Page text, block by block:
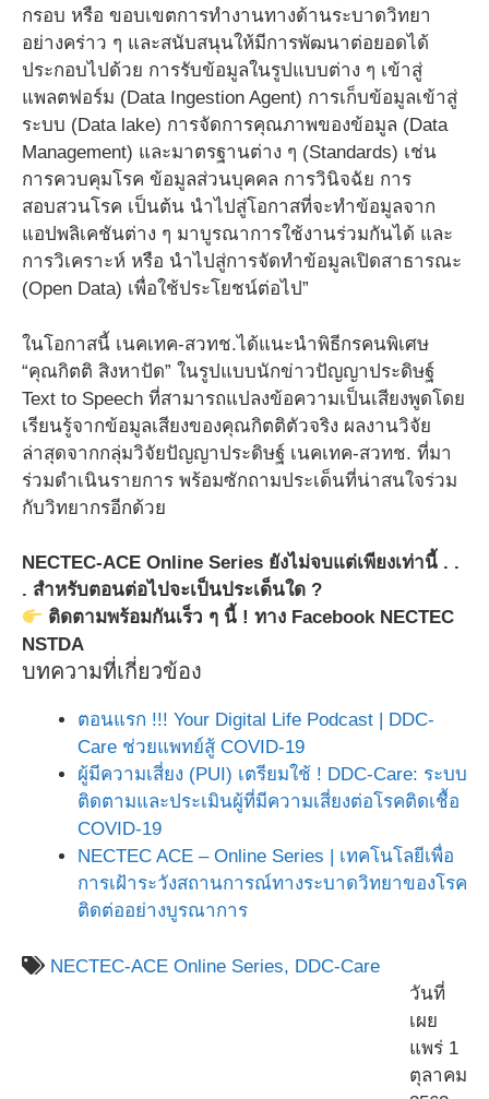
กรอบ หรือ ขอบเขตการทำงานทางด้านระบาดวิทยา
อย่างคร่าว ๆ และสนับสนุนให้มีการพัฒนาต่อยอดได้
ประกอบไปด้วย การรับข้อมูลในรูปแบบต่าง ๆ เข้าสู่
แพลตฟอร์ม (Data Ingestion Agent) การเก็บข้อมูลเข้าสู่
ระบบ (Data lake) การจัดการคุณภาพของข้อมูล (Data
Management) และมาตรฐานต่าง ๆ (Standards) เช่น
การควบคุมโรค ข้อมูลส่วนบุคคล การวินิจฉัย การ
สอบสวนโรค เป็นต้น นำไปสู่โอกาสที่จะทำข้อมูลจาก
แอปพลิเคชันต่าง ๆ มาบูรณาการใช้งานร่วมกันได้ และ
การวิเคราะห์ หรือ นำไปสู่การจัดทำข้อมูลเปิดสาธารณะ
(Open Data) เพื่อใช้ประโยชน์ต่อไป”
ในโอกาสนี้ เนคเทค-สวทช.ได้แนะนำพิธีกรคนพิเศษ
“คุณกิตติ สิงหาปัด” ในรูปแบบนักข่าวปัญญาประดิษฐ์
Text to Speech ที่สามารถแปลงข้อความเป็นเสียงพูดโดย
เรียนรู้จากข้อมูลเสียงของคุณกิตติตัวจริง ผลงานวิจัย
ล่าสุดจากกลุ่มวิจัยปัญญาประดิษฐ์ เนคเทค-สวทช. ที่มา
ร่วมดำเนินรายการ พร้อมซักถามประเด็นที่น่าสนใจร่วม
กับวิทยากรอีกด้วย ​
NECTEC-ACE Online Series ยังไม่จบแต่เพียงเท่านี้ . .
. สำหรับตอนต่อไปจะเป็นประเด็นใด ?
ติดตามพร้อมกันเร็ว ๆ นี้ ! ทาง Facebook NECTEC
NSTDA​
บทความที่เกี่ยวข้อง
ตอนแรก !!! Your Digital Life Podcast | DDC-
Care ช่วยแพทย์สู้ COVID-19
ผู้มีความเสี่ยง (PUI) เตรียมใช้ ! DDC-Care: ระบบ
ติดตามและประเมินผู้ที่มีความเสี่ยงต่อโรคติดเชื้อ
COVID-19
NECTEC ACE – Online Series | เทคโนโลยีเพื่อ
การเฝ้าระวังสถานการณ์ทางระบาดวิทยาของโรค
ติดต่ออย่างบูรณาการ
NECTEC-ACE Online Series, DDC-Care
วันที่
เผย
แพร่ 1
ตุลาคม